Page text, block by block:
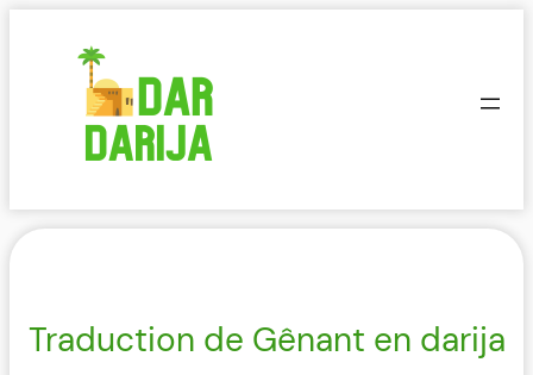
Traduction de Gênant en darija